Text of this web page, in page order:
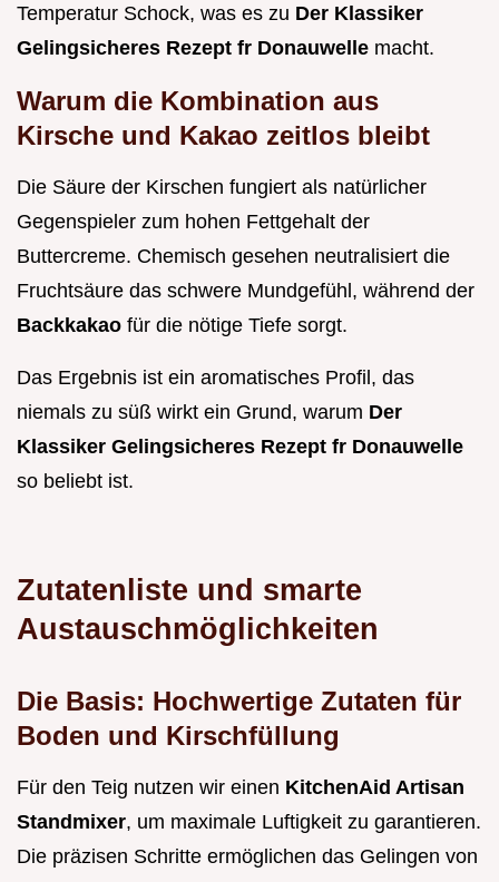
Temperatur Schock, was es zu Der Klassiker
Gelingsicheres Rezept fr Donauwelle macht.
Warum die Kombination aus
Kirsche und Kakao zeitlos bleibt
Die Säure der Kirschen fungiert als natürlicher
Gegenspieler zum hohen Fettgehalt der
Buttercreme. Chemisch gesehen neutralisiert die
Fruchtsäure das schwere Mundgefühl, während der
Backkakao für die nötige Tiefe sorgt.
Das Ergebnis ist ein aromatisches Profil, das
niemals zu süß wirkt ein Grund, warum Der
Klassiker Gelingsicheres Rezept fr Donauwelle
so beliebt ist.
Zutatenliste und smarte
Austauschmöglichkeiten
Die Basis: Hochwertige Zutaten für
Boden und Kirschfüllung
Für den Teig nutzen wir einen KitchenAid Artisan
Standmixer, um maximale Luftigkeit zu garantieren.
Die präzisen Schritte ermöglichen das Gelingen von